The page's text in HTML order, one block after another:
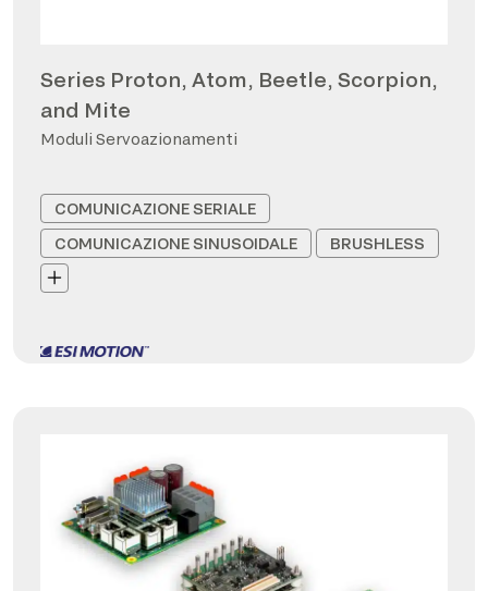
Series Proton, Atom, Beetle, Scorpion,
and Mite
Moduli Servoazionamenti
COMUNICAZIONE SERIALE
COMUNICAZIONE SINUSOIDALE
BRUSHLESS